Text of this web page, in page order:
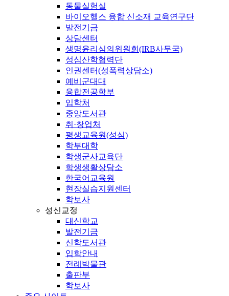
동물실험실
바이오헬스 융합 신소재 교육연구단
발전기금
상담센터
생명윤리심의위원회(IRB사무국)
성심산학협력단
인권센터(성폭력상담소)
예비군대대
융합전공학부
입학처
중앙도서관
취·창업처
평생교육원(성심)
학부대학
학생군사교육단
학생생활상담소
한국어교육원
현장실습지원센터
학보사
성신교정
대신학교
발전기금
신학도서관
입학안내
전례박물관
출판부
학보사